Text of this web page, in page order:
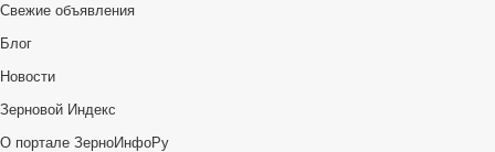
Свежие объявления
Блог
Новости
Зерновой Индекс
О портале ЗерноИнфоРу